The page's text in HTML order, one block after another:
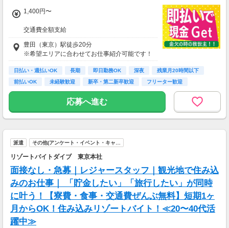
1,400円〜
交通費全額支給
即払い制度有
豊田（東京）駅徒歩20分
※希望エリアに合わせてお仕事紹介可能です！
日払い・週払いOK 長期 即日勤務OK 深夜
残業月20時間以下
前払いOK
未経験歓迎 新卒・第二新卒歓迎 フリーター歓迎
応募へ進む
派遣 その他(アンケート・イベント・キャ…
リゾートバイトダイブ 東京本社
面接なし・急募｜レジャースタッフ｜観光地で住み込
みのお仕事｜ 「貯金したい」「旅行したい」が同時
に叶う！【寮費・食事・交通費ぜんぶ無料】短期1ヶ
月からOK！住み込みリゾートバイト！≪20〜40代活
躍中≫